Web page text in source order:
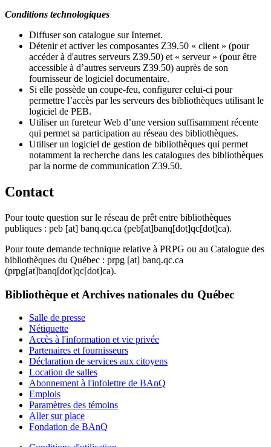
Conditions technologiques
Diffuser son catalogue sur Internet.
Détenir et activer les composantes Z39.50 « client » (pour
accéder à d'autres serveurs Z39.50) et « serveur » (pour être
accessible à d’autres serveurs Z39.50) auprès de son
fournisseur de logiciel documentaire.
Si elle possède un coupe-feu, configurer celui-ci pour
permettre l’accès par les serveurs des bibliothèques utilisant le
logiciel de PEB.
Utiliser un fureteur Web d’une version suffisamment récente
qui permet sa participation au réseau des bibliothèques.
Utiliser un logiciel de gestion de bibliothèques qui permet
notamment la recherche dans les catalogues des bibliothèques
par la norme de communication Z39.50.
Contact
Pour toute question sur le réseau de prêt entre bibliothèques
publiques : peb [at] banq.qc.ca (peb[at]banq[dot]qc[dot]ca).
Pour toute demande technique relative à PRPG ou au Catalogue des
bibliothèques du Québec : prpg [at] banq.qc.ca
(prpg[at]banq[dot]qc[dot]ca).
Bibliothèque et Archives nationales du Québec
Salle de presse
Nétiquette
Accès à l'information et vie privée
Partenaires et fournisseurs
Déclaration de services aux citoyens
Location de salles
Abonnement à l'infolettre de BAnQ
Emplois
Paramètres des témoins
Aller sur place
Fondation de BAnQ